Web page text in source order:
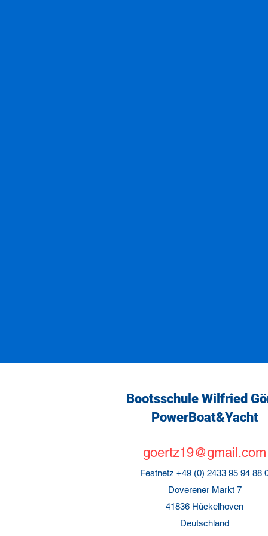
Bootsschule Wilfried
PowerBoat&Yacht
goertz19@gmail.com
Festnetz +49 (0) 2433 95 94 88
Doverener Markt 7
41836 Hückelhoven
Deutschland